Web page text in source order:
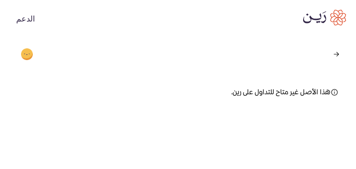
الدعم
هذا الأصل غير متاح للتداول على رين.